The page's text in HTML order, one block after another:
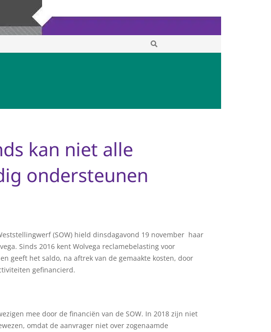
kan niet alle
ondersteunen
(SOW) hield dinsdagavond 19 november haar
Sinds 2016 kent Wolvega reclamebelasting voor
geeft het saldo, na aftrek van de gemaakte kosten, door
gefinancierd.
mee door de financiën van de SOW. In 2018 zijn niet
omdat de aanvrager niet over zogenaamde